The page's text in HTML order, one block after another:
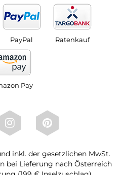
PayPal Ratenkauf
Pay
inkl. der gesetzlichen MwSt.
bei Lieferung nach Österreich